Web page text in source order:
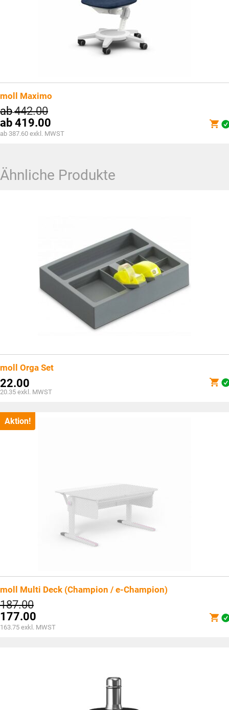
moll Maximo
ab442.00
ab 419.00
ab 387.60 exkl. MWST
Ähnliche Produkte
moll Orga Set
22.00
20.35 exkl. MWST
Aktion!
moll Multi Deck (Champion / e-Champion)
187.00Ursprünglicher
Preis
war:
CHF187.00
177.00
Aktueller
163.75 exkl. MWST